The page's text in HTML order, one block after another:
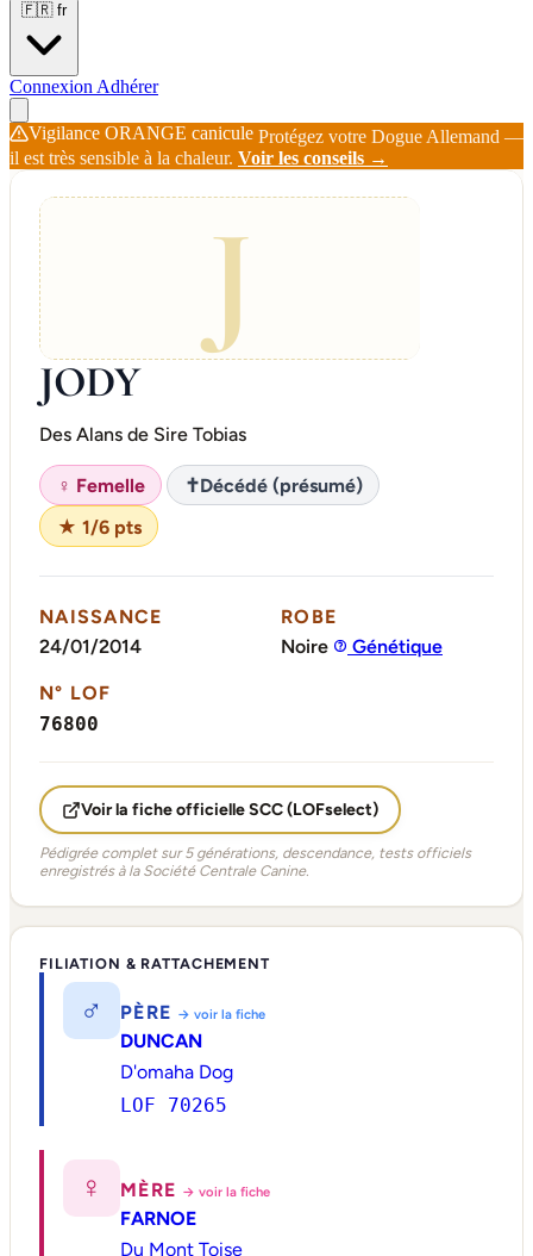
🇫🇷 fr
Connexion Adhérer
Vigilance ORANGE canicule Protégez votre Dogue Allemand —
il est très sensible à la chaleur. Voir les conseils →
J
JODY
Des Alans de Sire Tobias
♀ Femelle ✝Décédé (présumé)
★ 1/6 pts
NAISSANCE
24/01/2014
ROBE
Noire
Génétique
N° LOF
76800
Voir la fiche officielle SCC (LOFselect)
Pédigrée complet sur 5 générations, descendance, tests officiels
enregistrés à la Société Centrale Canine.
FILIATION & RATTACHEMENT
♂ PÈRE → voir la fiche
DUNCAN
D'omaha Dog
LOF 70265
♀ MÈRE → voir la fiche
FARNOE
Du Mont Toise